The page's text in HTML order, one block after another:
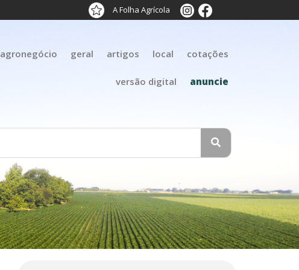
A Folha Agrícola
agronegócio geral artigos local cotações
versão digital anuncie